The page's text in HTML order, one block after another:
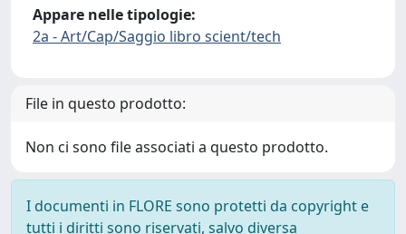
Appare nelle tipologie:
2a - Art/Cap/Saggio libro scient/tech
File in questo prodotto:
Non ci sono file associati a questo prodotto.
I documenti in FLORE sono protetti da copyright e
tutti i diritti sono riservati, salvo diversa